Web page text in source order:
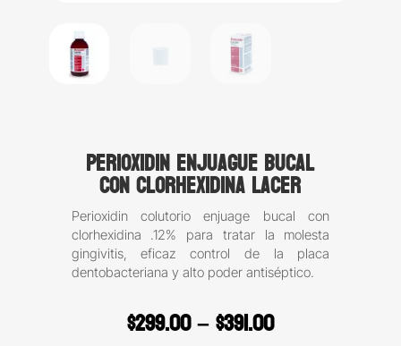
Perioxidin enjuague bucal
con clorhexidina Lacer
Perioxidin colutorio enjuage bucal con
clorhexidina .12% para tratar la molesta
gingivitis, eficaz control de la placa
dentobacteriana y alto poder antiséptico.
$299.00–$391.00Price